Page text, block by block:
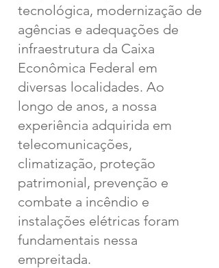
tecnológica, modernização de
agências e adequações de
infraestrutura da Caixa
Econômica Federal em
diversas localidades. Ao
longo de anos, a nossa
experiência adquirida em
telecomunicações,
climatização, proteção
patrimonial, prevenção e
combate a incêndio e
instalações elétricas foram
fundamentais nessa
empreitada.